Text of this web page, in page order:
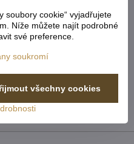
soubory cookie“ vyjadřujete
Níže můžete najít podrobné
své preference.
soukromí
všechny cookies